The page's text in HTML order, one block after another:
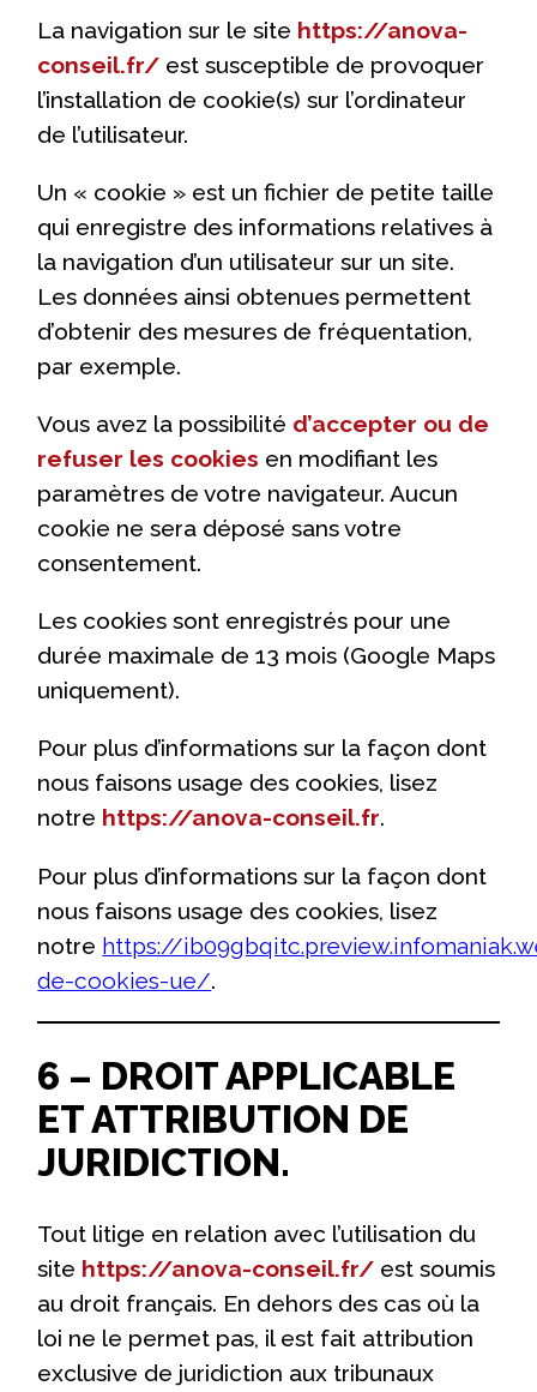
La navigation sur le site https://anova-
conseil.fr/ est susceptible de provoquer
l’installation de cookie(s) sur l’ordinateur
de l’utilisateur.
Un « cookie » est un fichier de petite taille
qui enregistre des informations relatives à
la navigation d’un utilisateur sur un site.
Les données ainsi obtenues permettent
d’obtenir des mesures de fréquentation,
par exemple.
Vous avez la possibilité d’accepter ou de
refuser les cookies en modifiant les
paramètres de votre navigateur. Aucun
cookie ne sera déposé sans votre
consentement.
Les cookies sont enregistrés pour une
durée maximale de 13 mois (Google Maps
uniquement).
Pour plus d’informations sur la façon dont
nous faisons usage des cookies, lisez
notre https://anova-conseil.fr.
Pour plus d’informations sur la façon dont
nous faisons usage des cookies, lisez
notre https://
de-cookies-ue/.
6 – DROIT APPLICABLE
ET ATTRIBUTION DE
JURIDICTION.
Tout litige en relation avec l’utilisation du
site https://anova-conseil.fr/ est soumis
au droit français. En dehors des cas où la
loi ne le permet pas, il est fait attribution
exclusive de juridiction aux tribunaux